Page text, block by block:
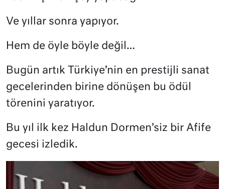
Ve yıllar sonra yapıyor.
Hem de öyle böyle değil…
Bugün artık Türkiye’nin en prestijli sanat
gecelerinden birine dönüşen bu ödül
törenini yaratıyor.
Bu yıl ilk kez Haldun Dormen’siz bir Afife
gecesi izledik.